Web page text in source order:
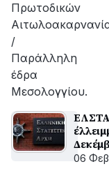
Πρωτοδικών
/
Παράλληλη
έδρα
Μεσολογγίου.
06 Φεβ